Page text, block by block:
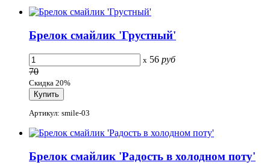
Брелок смайлик 'Грустный'
x 56 руб
70
Скидка 20%
Артикул: smile-03
Брелок смайлик 'Радость в холодном поту'